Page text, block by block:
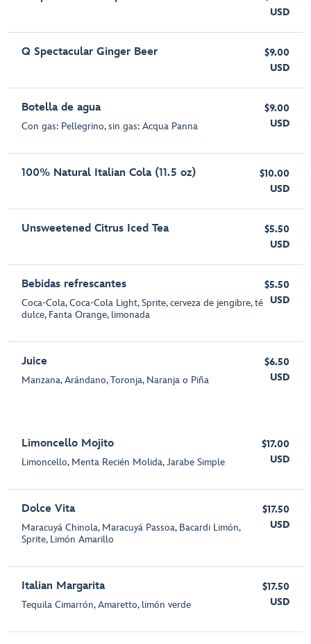
USD
Q Spectacular Ginger Beer
$9.00
USD
Botella de agua
Con gas: Pellegrino, sin gas: Acqua Panna
$9.00
USD
100% Natural Italian Cola (11.5 oz)
$10.00
USD
Unsweetened Citrus Iced Tea
$5.50
USD
Bebidas refrescantes
Coca-Cola, Coca-Cola Light, Sprite, cerveza de jengibre, té
dulce, Fanta Orange, limonada
$5.50
USD
Juice
Manzana, Arándano, Toronja, Naranja o Piña
$6.50
USD
Limoncello Mojito
Limoncello, Menta Recién Molida, Jarabe Simple
$17.00
USD
Dolce Vita
Maracuyá Chinola, Maracuyá Passoa, Bacardi Limón,
Sprite, Limón Amarillo
$17.50
USD
Italian Margarita
Tequila Cimarrón, Amaretto, limón verde
$17.50
USD